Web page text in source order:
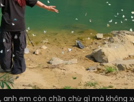
em còn chần chừ gì mà không